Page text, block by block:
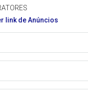
link de Anúncios